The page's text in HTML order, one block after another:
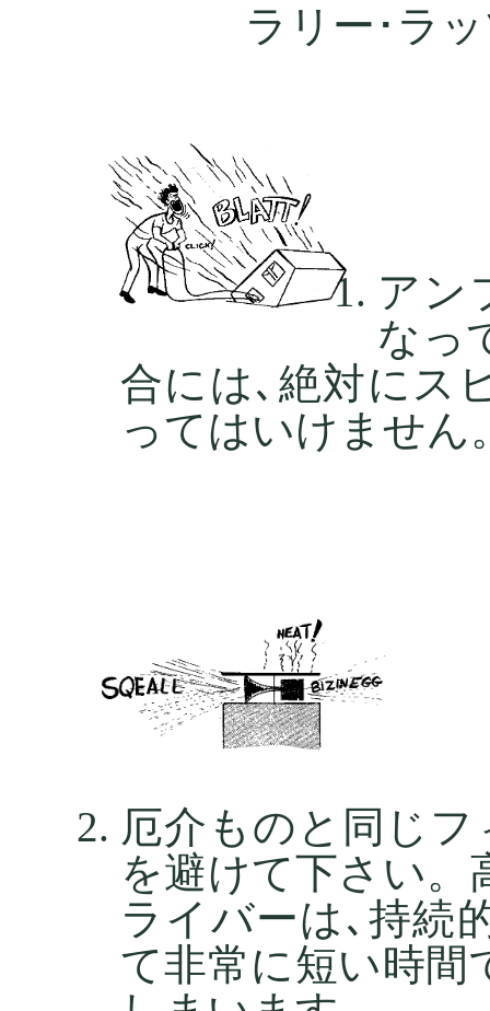
ラリー･ラ
アン
なっ
合には､絶対にス
ってはいけません
厄介ものと同じ
を避けて下さい。
ライバーは､持続
て非常に短い時間